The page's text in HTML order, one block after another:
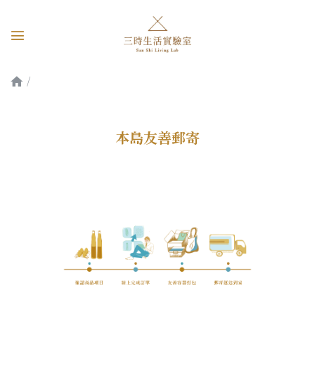
本島友善郵寄